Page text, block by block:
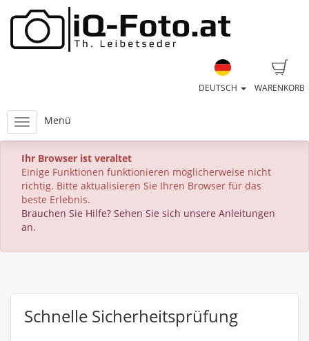
WARENKORB
DEUTSCH
Menü
Ihr Browser ist veraltet
Einige Funktionen funktionieren möglicherweise nicht
richtig. Bitte aktualisieren Sie Ihren Browser für das
beste Erlebnis.
Brauchen Sie Hilfe? Sehen Sie sich unsere Anleitungen
an.
Schnelle Sicherheitsprüfung